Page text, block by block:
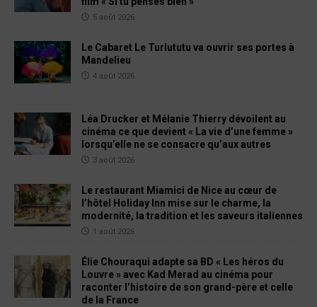
5 août 2026
Le Cabaret Le Turlututu va ouvrir ses portes à
Mandelieu
4 août 2026
Léa Drucker et Mélanie Thierry dévoilent au
cinéma ce que devient « La vie d’une femme »
lorsqu’elle ne se consacre qu’aux autres
3 août 2026
Le restaurant Miamici de Nice au cœur de
l’hôtel Holiday Inn mise sur le charme, la
modernité, la tradition et les saveurs italiennes
1 août 2026
Élie Chouraqui adapte sa BD « Les héros du
Louvre » avec Kad Merad au cinéma pour
raconter l’histoire de son grand-père et celle
de la France